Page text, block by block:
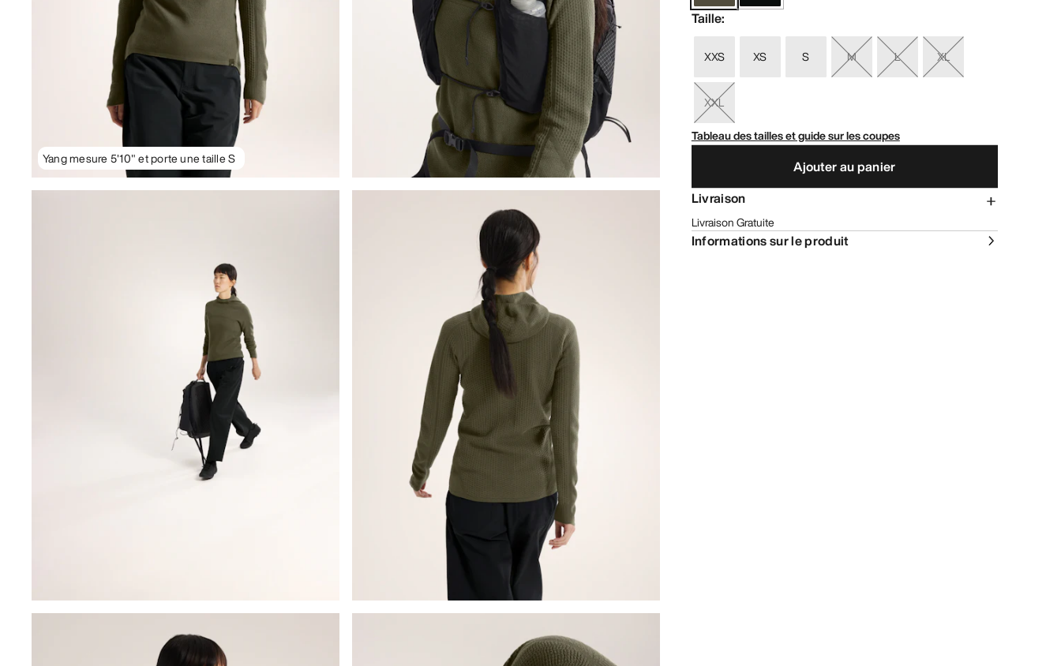
Yang mesure 5'10" et porte une taille S
Taille:
XXS XS S M L XL
XXL
Tableau des tailles et guide sur les coupes
Ajouter au panier
Livraison
Livraison Gratuite
Informations sur le produit